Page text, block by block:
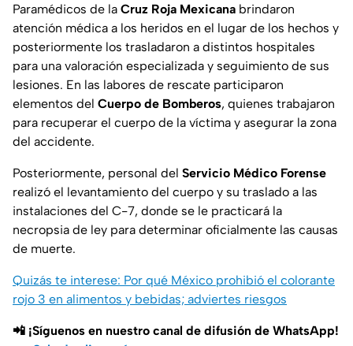
Paramédicos de la Cruz Roja Mexicana brindaron
atención médica a los heridos en el lugar de los hechos y
posteriormente los trasladaron a distintos hospitales
para una valoración especializada y seguimiento de sus
lesiones. En las labores de rescate participaron
elementos del Cuerpo de Bomberos, quienes trabajaron
para recuperar el cuerpo de la víctima y asegurar la zona
del accidente.
Posteriormente, personal del Servicio Médico Forense
realizó el levantamiento del cuerpo y su traslado a las
instalaciones del C-7, donde se le practicará la
necropsia de ley para determinar oficialmente las causas
de muerte.
Quizás te interese: Por qué México prohibió el colorante
rojo 3 en alimentos y bebidas; adviertes riesgos
📲 ¡Síguenos en nuestro canal de difusión de WhatsApp!